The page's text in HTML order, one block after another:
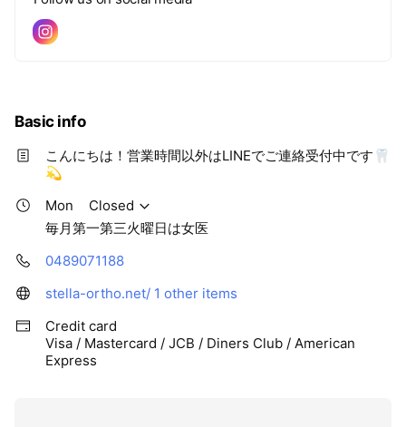
Basic info
こんにちは！営業時間以外はLINEでご連絡受付中です🦷
💫
Mon
Closed
毎月第一第三火曜日は女医
0489071188
stella-ortho.net/ 1 other items
Credit card
Visa / Mastercard / JCB / Diners Club / American
Express